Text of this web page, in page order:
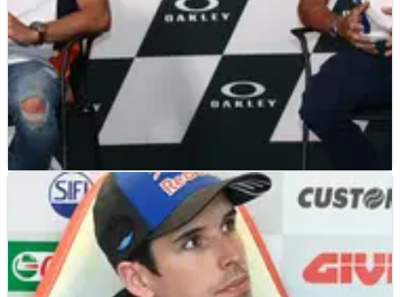
MOTOGP NEWS 25/06/22
Puig Bungkam Soal Rumor Mir-Rins, Berharap
Marquez Kembali
Alberto Puig memilih untuk tidak membahas rumor yang
mengaitkan kepindahan dua pembalap Suzuki, Joan Mir
dan Alex Rins, ke Honda pada 2023.